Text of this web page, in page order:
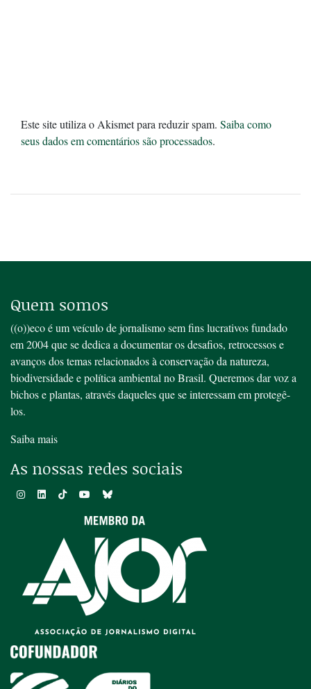
Este site utiliza o Akismet para reduzir spam. Saiba como
seus dados em comentários são processados.
Quem somos
((o))eco é um veículo de jornalismo sem fins lucrativos fundado
em 2004 que se dedica a documentar os desafios, retrocessos e
avanços dos temas relacionados à conservação da natureza,
biodiversidade e política ambiental no Brasil. Queremos dar voz a
bichos e plantas, através daqueles que se interessam em protegê-
los.
Saiba mais
As nossas redes sociais